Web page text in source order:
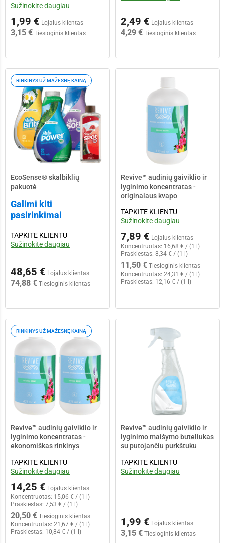
Sužinokite daugiau
1,99 € Lojalus klientas
3,15 € Tiesioginis klientas
2,49 € Lojalus klientas
4,29 € Tiesioginis klientas
RINKINYS UŽ MAŽESNĘ KAINĄ
EcoSense® skalbiklių
pakuotė
Galimi kiti
pasirinkimai
TAPKITE KLIENTU
Sužinokite daugiau
48,65 € Lojalus klientas
74,88 € Tiesioginis klientas
Revive™ audinių gaiviklio ir
lyginimo koncentratas -
originalaus kvapo
TAPKITE KLIENTU
Sužinokite daugiau
7,89 € Lojalus klientas
Koncentruotas: 16,68 € / (1 l)
Praskiestas: 8,34 € / (1 l)
11,50 € Tiesioginis klientas
Koncentruotas: 24,31 € / (1 l)
Praskiestas: 12,16 € / (1 l)
RINKINYS UŽ MAŽESNĘ KAINĄ
Revive™ audinių gaiviklio ir
lyginimo koncentratas -
ekonomiškas rinkinys
TAPKITE KLIENTU
Sužinokite daugiau
14,25 € Lojalus klientas
Koncentruotas: 15,06 € / (1 l)
Praskiestas: 7,53 € / (1 l)
20,50 € Tiesioginis klientas
Koncentruotas: 21,67 € / (1 l)
Praskiestas: 10,84 € / (1 l)
Revive™ audinių gaiviklio ir
lyginimo maišymo buteliukas
su putojančiu purkštuku
TAPKITE KLIENTU
Sužinokite daugiau
1,99 € Lojalus klientas
3,15 € Tiesioginis klientas